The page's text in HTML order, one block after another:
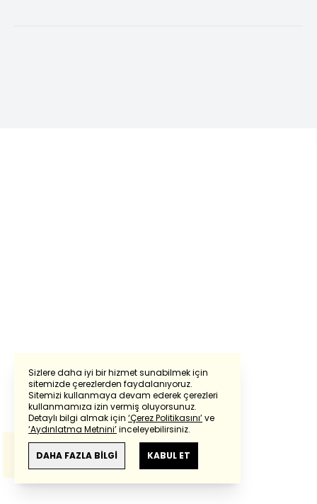
Sizlere daha iyi bir hizmet sunabilmek için
sitemizde çerezlerden faydalanıyoruz.
Sitemizi kullanmaya devam ederek çerezleri
kullanmamıza izin vermiş oluyorsunuz.
Detaylı bilgi almak için ‘Çerez Politikasını’ve
‘Aydınlatma Metnini’inceleyebilirsiniz.
DAHA FAZLA BİLGİ KABUL ET
Powered by Translate
Bu çevirideGoogle Transletekullanılmıştır.
Anlam ve çeviri hatalarından
haberturk.com
sorumlu değildir.